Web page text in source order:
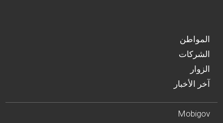
المواطن
الشركات
الزوار
آخر الأخبار
Mobigov